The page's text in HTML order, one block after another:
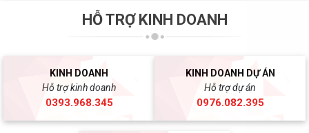
HỖ TRỢ KINH DOANH
KINH DOANH
Hỗ trợ kinh doanh
0393.968.345
KINH DOANH DỰ ÁN
Hỗ trợ dự án
0976.082.395